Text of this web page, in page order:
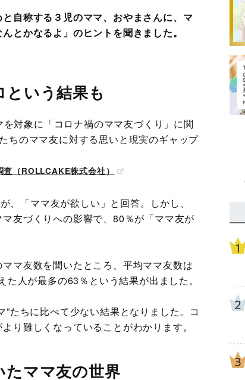
自称する３児のママ、おやまさんに、マ
とかなるよ」のヒントを聞きました。
いう結果も
対象に「コロナ禍のママ友づくり」に関
ちのママ友に対する思いと現実のギャップ
（ROLLCAKE株式会社）
、「ママ友が欲しい」と回答。しかし、
友づくりへの影響で、80％が「ママ友が
マ友数を聞いたところ、平均ママ友数は
人が最多の63％という結果が出ました。
たちに比べて少ない結果となりました。コ
り難しくなっていることがわかります。
ママ友の世界